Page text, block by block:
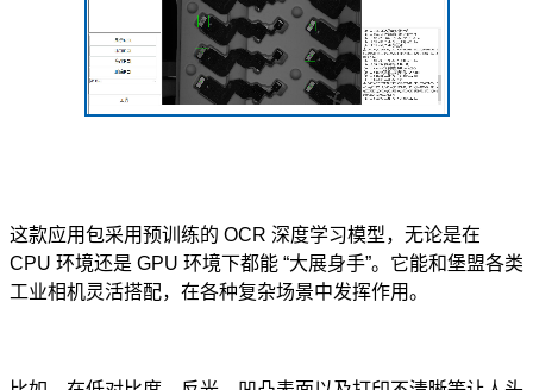
这款应用包采用预训练的 OCR 深度学习模型，无论是在
CPU 环境还是 GPU 环境下都能 “大展身手”。它能和堡盟各类
工业相机灵活搭配，在各种复杂场景中发挥作用。